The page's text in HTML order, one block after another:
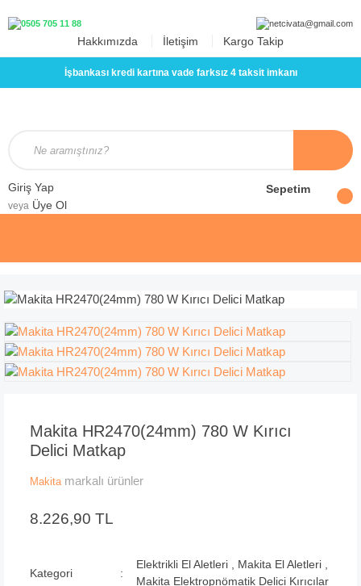
Hakkımızda İletişim Kargo Takip
İşbankası kredi kartına vade farksız 4 taksit imkanı
Giriş Yap
veya Üye Ol
Sepetim
Makita HR2470(24mm) 780 W Kırıcı
Delici Matkap
Makita markalı ürünler
8.226,90 TL
Kategori
Elektrikli El Aletleri Makita El Aletleri
Makita Elektropnömatik Delici Kırıcılar